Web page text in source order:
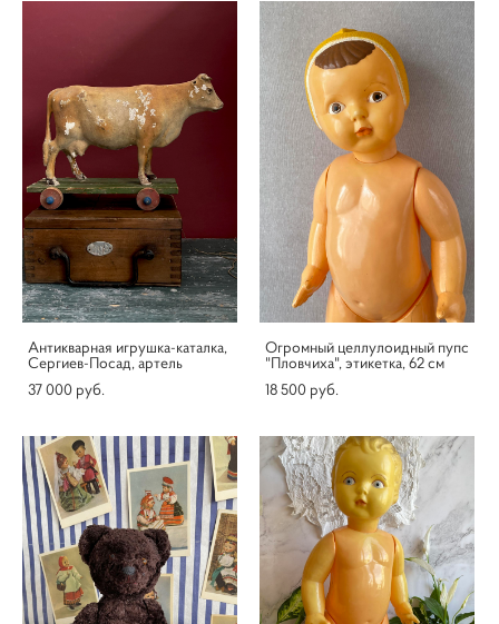
Антикварная игрушка-каталка,
Сергиев-Посад, артель
37 000 pуб.
Огромный целлулоидный пупс
"Пловчиха", этикетка, 62 см
18 500 pуб.